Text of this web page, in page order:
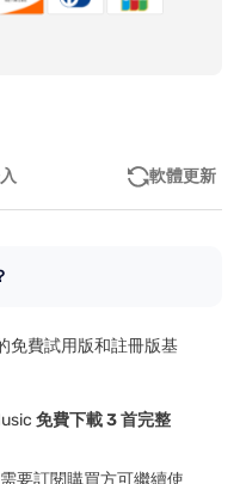
軟體更新
免費試用版和註冊版基
免費下載 3 首完整
要訂閱購買方可繼續使